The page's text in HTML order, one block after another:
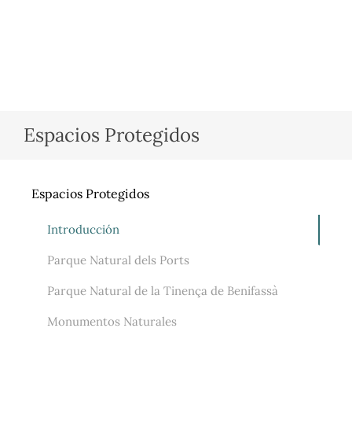
Espacios Protegidos
Espacios Protegidos
Introducción
Parque Natural dels Ports
Parque Natural de la Tinença de Benifassà
Monumentos Naturales